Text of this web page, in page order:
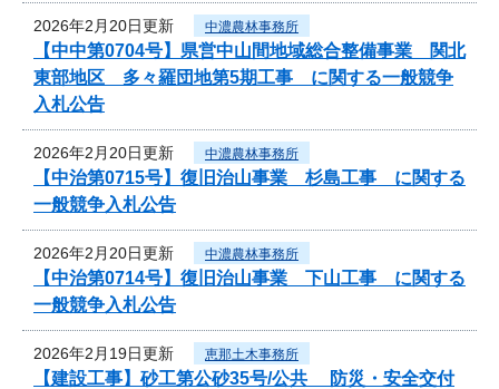
2026年2月20日更新 中濃農林事務所
【中中第0704号】県営中山間地域総合整備事業 関北
東部地区 多々羅団地第5期工事 に関する一般競争
入札公告
2026年2月20日更新 中濃農林事務所
【中治第0715号】復旧治山事業 杉島工事 に関する
一般競争入札公告
2026年2月20日更新 中濃農林事務所
【中治第0714号】復旧治山事業 下山工事 に関する
一般競争入札公告
2026年2月19日更新 恵那土木事務所
【建設工事】砂工第公砂35号/公共 防災・安全交付